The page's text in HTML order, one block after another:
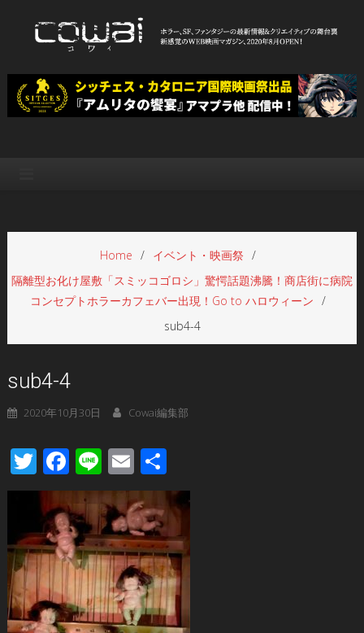
WEB映画マガジン「cowai コ
ワイ」
Home
イベント・映画祭
隔離型お化け屋敷「スミッコゴロシ」驚愕話題沸騰！商店街に病院
コンセプトホラーカフェバー出現！Go to ハロウィーン
sub4-4
sub4-4
2020年10月30日 Cowai編集部
Twitter
Facebook
LineEmail
有